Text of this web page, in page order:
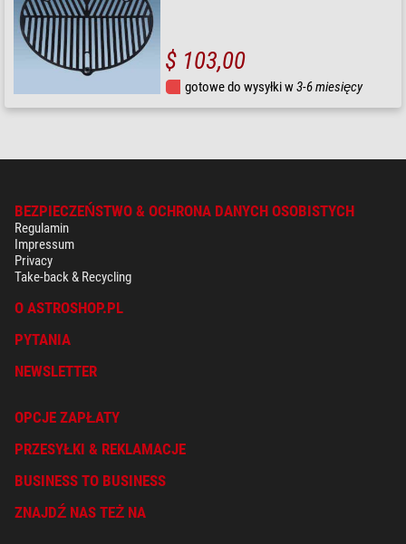
$ 103,00
gotowe do wysyłki w3-6 miesięcy
BEZPIECZEŃSTWO & OCHRONA DANYCH OSOBISTYCH
Regulamin
Impressum
Privacy
Take-back & Recycling
O ASTROSHOP.PL
PYTANIA
NEWSLETTER
OPCJE ZAPŁATY
PRZESYŁKI & REKLAMACJE
BUSINESS TO BUSINESS
ZNAJDŹ NAS TEŻ NA